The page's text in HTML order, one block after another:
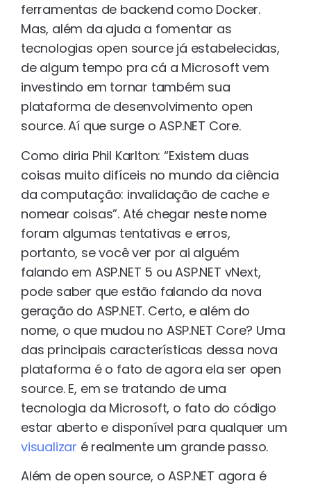
ferramentas de backend como Docker.
Mas, além da ajuda a fomentar as
tecnologias open source já estabelecidas,
de algum tempo pra cá a Microsoft vem
investindo em tornar também sua
plataforma de desenvolvimento open
source. Aí que surge o ASP.NET Core.
Como diria Phil Karlton: “Existem duas
coisas muito difíceis no mundo da ciência
da computação: invalidação de cache e
nomear coisas”. Até chegar neste nome
foram algumas tentativas e erros,
portanto, se você ver por ai alguém
falando em ASP.NET 5 ou ASP.NET vNext,
pode saber que estão falando da nova
geração do ASP.NET. Certo, e além do
nome, o que mudou no ASP.NET Core? Uma
das principais características dessa nova
plataforma é o fato de agora ela ser open
source. E, em se tratando de uma
tecnologia da Microsoft, o fato do código
estar aberto e disponível para qualquer um
visualizar é realmente um grande passo.
Além de open source, o ASP.NET agora é